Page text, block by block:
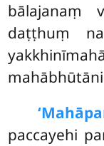
bālajanaṃ
daṭṭhuṃ
paccayehi